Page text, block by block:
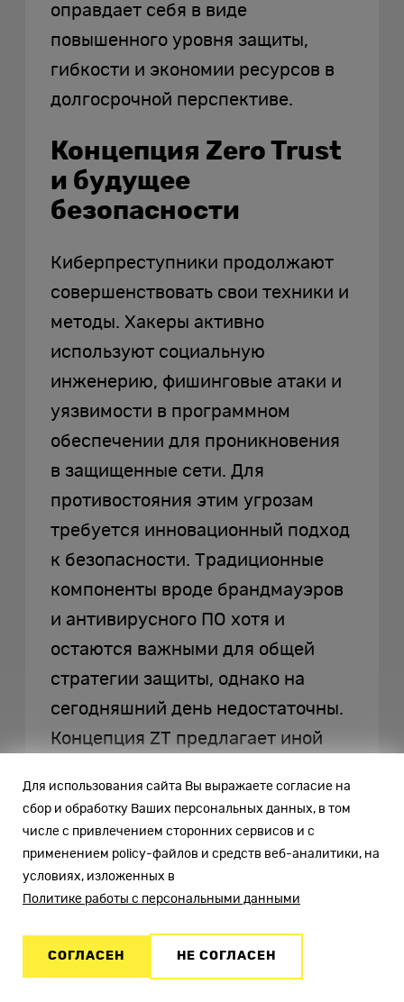
оправдает себя в виде
повышенного уровня защиты,
гибкости и экономии ресурсов в
долгосрочной перспективе.
Концепция Zero Trust
и будущее
безопасности
Киберпреступники продолжают
совершенствовать свои техники и
методы. Хакеры активно
используют социальную
инженерию, фишинговые атаки и
уязвимости в программном
обеспечении для проникновения
в защищенные сети. Для
противостояния этим угрозам
требуется инновационный подход
к безопасности. Традиционные
компоненты вроде брандмауэров
и антивирусного ПО хотя и
остаются важными для общей
стратегии защиты, однако на
сегодняшний день недостаточны.
Концепция ZT предлагает иной
современным вызовам — не
доверять ни одному
пользователю, устройству или
процессу только из-за того, что
корпоративной сети.
Для использования сайта Вы выражаете согласие на
сбор и обработку Ваших персональных данных, в том
числе с привлечением сторонних сервисов и с
применением policy-файлов и средств веб-аналитики, на
условиях, изложенных в
Политике работы с персональными данными
СОГЛАСЕН НЕ СОГЛАСЕН